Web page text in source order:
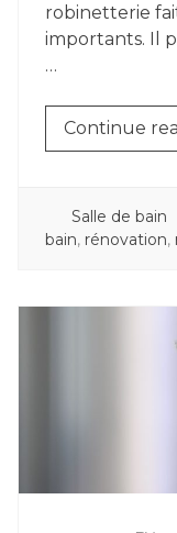
robinetterie
importants. Il
…
Continue
POSTED
IN
Salle de bain
bain, rénovation,